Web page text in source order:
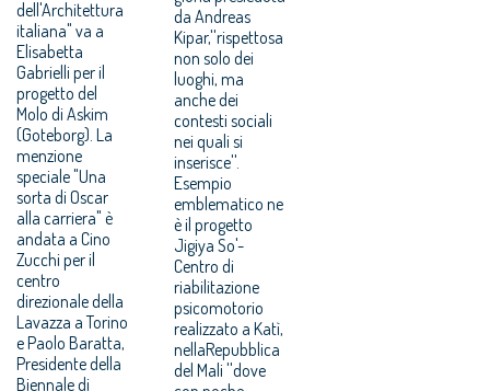
dell'Architettura
italiana" va a
Elisabetta
Gabrielli per il
progetto del
Molo di Askim
(Goteborg). La
menzione
speciale "Una
sorta di Oscar
alla carriera" è
andata a Cino
Zucchi per il
centro
direzionale della
Lavazza a Torino
e Paolo Baratta,
Presidente della
Biennale di
da Andreas
Kipar,''rispettosa
non solo dei
luoghi, ma
anche dei
contesti sociali
nei quali si
inserisce''.
Esempio
emblematico ne
è il progetto
Jigiya So'-
Centro di
riabilitazione
psicomotorio
realizzato a Katì,
nellaRepubblica
del Mali ''dove